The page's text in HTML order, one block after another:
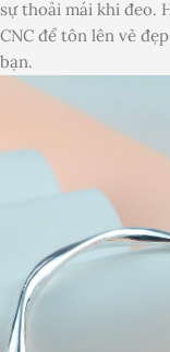
sự thoải mái khi đeo.
CNC để tôn lên vẻ
bạn.